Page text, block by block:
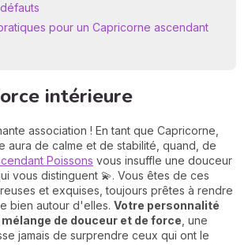
pour un Capricorne ascendant
intérieure
association ! En tant que Capricorne,
aura de calme et de stabilité, quand, de
Poissons vous insuffle une douceur
vous distinguent 💫. Vous êtes de ces
et exquises, toujours prêtes à rendre
bien autour d'elles. Votre personnalité
de douceur et de force , une
jamais de surprendre ceux qui ont le